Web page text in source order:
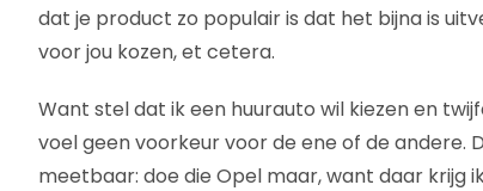
dat je product zo populair is dat het bijna is
voor jou kozen, et cetera.
Want stel dat ik een huurauto wil kiezen en
voel geen voorkeur voor de ene of de andere.
meetbaar: doe die Opel maar, want daar krijg